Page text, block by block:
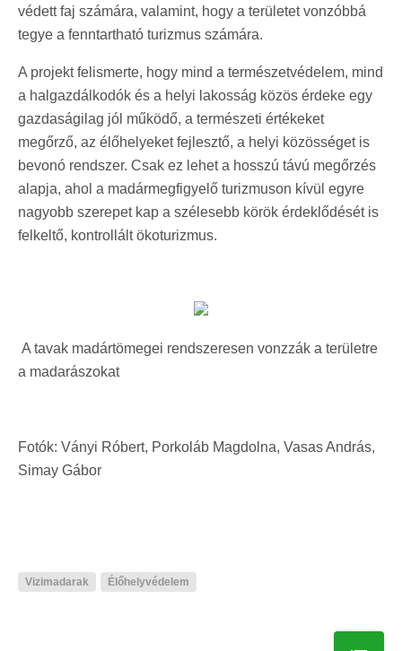
védett faj számára, valamint, hogy a területet vonzóbbá
tegye a fenntartható turizmus számára.
A projekt felismerte, hogy mind a természetvédelem, mind
a halgazdálkodók és a helyi lakosság közös érdeke egy
gazdaságilag jól működő, a természeti értékeket
megőrző, az élőhelyeket fejlesztő, a helyi közösséget is
bevonó rendszer. Csak ez lehet a hosszú távú megőrzés
alapja, ahol a madármegfigyelő turizmuson kívül egyre
nagyobb szerepet kap a szélesebb körök érdeklődését is
felkeltő, kontrollált ökoturizmus.
A tavak madártömegei rendszeresen vonzzák a területre
a madarászokat
Fotók: Ványi Róbert, Porkoláb Magdolna, Vasas András,
Simay Gábor
Vizimadarak Élőhelyvédelem